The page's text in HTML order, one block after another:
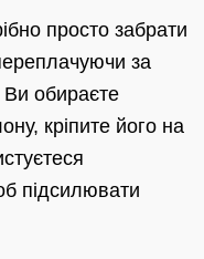
просто забрати
за
Ви обираєте
кріпите його на
підсилювати